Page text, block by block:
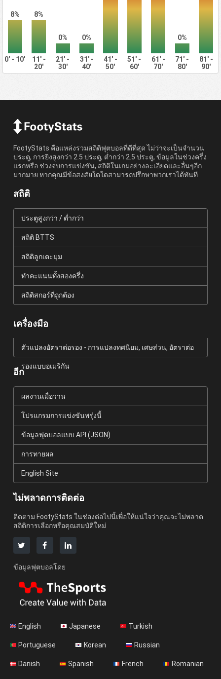
8% 8%
0% 0% 0%
0' - 10'
11' -
20'
21' -
30'
31' -
40'
41' -
50'
51' -
60'
61' -
70'
71' -
80'
81' -
90'
FootyStats คือแหล่งรวมสถิติฟุตบอลที่ดีที่สุด ไม่ว่าจะเป็นจำนวน
ประตู, การยิงสูงกว่า 2.5 ประตู, ต่ำกว่า 2.5 ประตู, ข้อมูลในช่วงครึ่ง
แรกหรือ ช่วงจบการแข่งขัน, สถิติในเกมอย่างละเอียดและอื่นๆอีก
มากมาย หากคุณมีข้อสงสัยใดใดสามารถปรึกษาพวกเราได้ทันที
สถิติ
ประตูสูงกว่า / ต่ำกว่า
สถิติ BTTS
สถิติลูกเตะมุม
ทำคะแนนทั้งสองครึ่ง
สถิติสกอร์ที่ถูกต้อง
เครื่องมือ
ตัวแปลงอัตราต่อรอง - การแปลงทศนิยม, เศษส่วน, อัตราต่อ
รองแบบอเมริกัน
อีก
ผลงานเมื่อวาน
โปรแกรมการแข่งขันพรุ่งนี้
ข้อมูลฟุตบอลแบบ API (JSON)
การทายผล
English Site
ไม่พลาดการติดต่อ
ติดตาม FootyStats ในช่องต่อไปนี้เพื่อให้แน่ใจว่าคุณจะไม่พลาด
สถิติการเลือกหรือคุณสมบัติใหม่
ข้อมูลฟุตบอลโดย
English Japanese Turkish
Portuguese Korean Russian
Danish Spanish French Romanian